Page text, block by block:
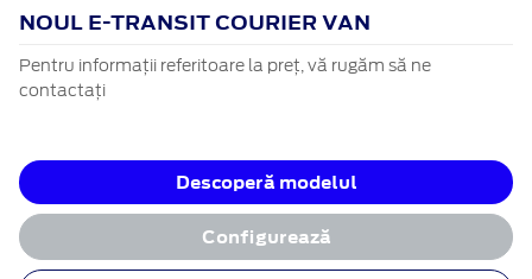
NOUL E-TRANSIT COURIER VAN
Pentru informații referitoare la preț, vă rugăm să ne
contactați
Descoperă modelul
Configurează